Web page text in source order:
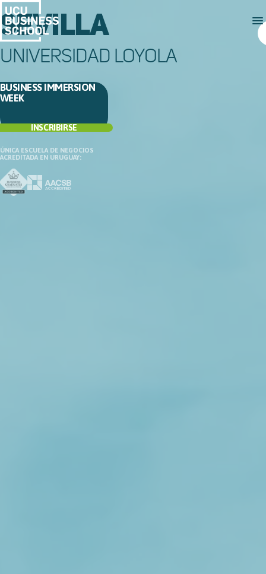
SEVILLA
UNIVERSIDAD LOYOLA
BUSINESS IMMERSION
WEEK
INSCRIBIRSE
ÚNICA ESCUELA DE NEGOCIOS
ACREDITADA EN URUGUAY: